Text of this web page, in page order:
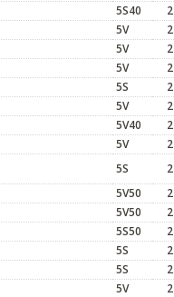
5S40 2
5V 2
5V 2
5V 2
5S 2
5V 2
5V40 2
5V 2
5S 2
5V50 2
5V50 2
5S50 2
5S 2
5S 2
5V 2